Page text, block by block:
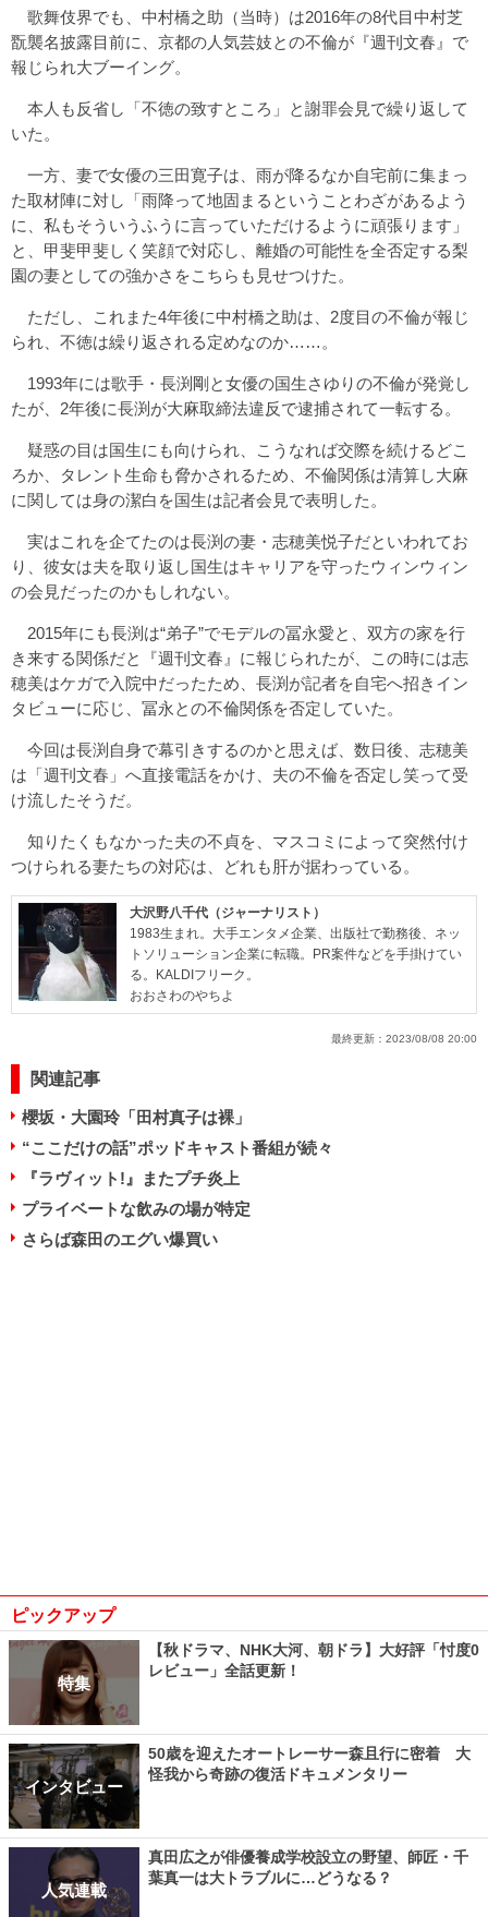
歌舞伎界でも、中村橋之助（当時）は2016年の8代目中村芝
翫襲名披露目前に、京都の人気芸妓との不倫が『週刊文春』で
報じられ大ブーイング。
本人も反省し「不徳の致すところ」と謝罪会見で繰り返して
いた。
一方、妻で女優の三田寛子は、雨が降るなか自宅前に集まっ
た取材陣に対し「雨降って地固まるということわざがあるよう
に、私もそういうふうに言っていただけるように頑張ります」
と、甲斐甲斐しく笑顔で対応し、離婚の可能性を全否定する梨
園の妻としての強かさをこちらも見せつけた。
ただし、これまた4年後に中村橋之助は、2度目の不倫が報じ
られ、不徳は繰り返される定めなのか……。
1993年には歌手・長渕剛と女優の国生さゆりの不倫が発覚し
たが、2年後に長渕が大麻取締法違反で逮捕されて一転する。
疑惑の目は国生にも向けられ、こうなれば交際を続けるどこ
ろか、タレント生命も脅かされるため、不倫関係は清算し大麻
に関しては身の潔白を国生は記者会見で表明した。
実はこれを企てたのは長渕の妻・志穂美悦子だといわれてお
り、彼女は夫を取り返し国生はキャリアを守ったウィンウィン
の会見だったのかもしれない。
2015年にも長渕は“弟子”でモデルの冨永愛と、双方の家を行
き来する関係だと『週刊文春』に報じられたが、この時には志
穂美はケガで入院中だったため、長渕が記者を自宅へ招きイン
タビューに応じ、冨永との不倫関係を否定していた。
今回は長渕自身で幕引きするのかと思えば、数日後、志穂美
は「週刊文春」へ直接電話をかけ、夫の不倫を否定し笑って受
け流したそうだ。
知りたくもなかった夫の不貞を、マスコミによって突然付け
つけられる妻たちの対応は、どれも肝が据わっている。
大沢野八千代（ジャーナリスト）
1983生まれ。大手エンタメ企業、出版社で勤務後、ネッ
トソリューション企業に転職。PR案件などを手掛けてい
る。KALDIフリーク。
おおさわのやちよ
最終更新： 2023/08/08 20:00
関連記事
櫻坂・大園玲「田村真子は裸」
“ここだけの話”ポッドキャスト番組が続々
『ラヴィット!』またプチ炎上
プライベートな飲みの場が特定
さらば森田のエグい爆買い
ピックアップ
特集
【秋ドラマ、NHK大河、朝ドラ】大好評「忖度0
レビュー」全話更新！
インタビュー
50歳を迎えたオートレーサー森且行に密着 大
怪我から奇跡の復活ドキュメンタリー
人気連載
真田広之が俳優養成学校設立の野望、師匠・千
葉真一は大トラブルに…どうなる？